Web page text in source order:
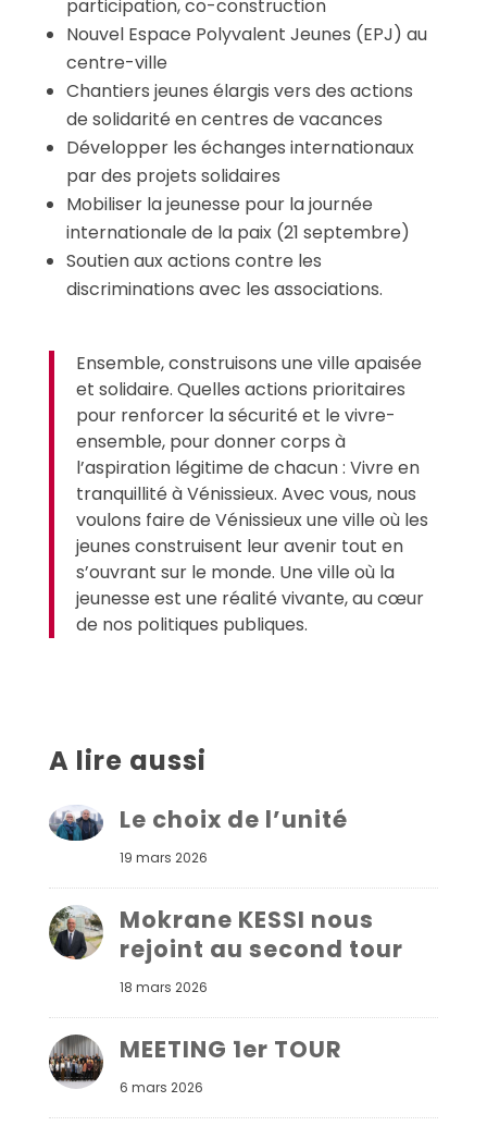
participation, co-construction
Nouvel Espace Polyvalent Jeunes (EPJ) au
centre-ville
Chantiers jeunes élargis vers des actions
de solidarité en centres de vacances
Développer les échanges internationaux
par des projets solidaires
Mobiliser la jeunesse pour la journée
internationale de la paix (21 septembre)
Soutien aux actions contre les
discriminations avec les associations.
Ensemble, construisons une ville apaisée
et solidaire. Quelles actions prioritaires
pour renforcer la sécurité et le vivre-
ensemble, pour donner corps à
l’aspiration légitime de chacun : Vivre en
tranquillité à Vénissieux. Avec vous, nous
voulons faire de Vénissieux une ville où les
jeunes construisent leur avenir tout en
s’ouvrant sur le monde. Une ville où la
jeunesse est une réalité vivante, au cœur
de nos politiques publiques.
A lire aussi
Le choix de l’unité
19 mars 2026
Mokrane KESSI nous
rejoint au second tour
18 mars 2026
MEETING 1er TOUR
6 mars 2026